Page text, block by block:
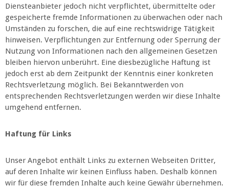
Diensteanbieter jedoch nicht verpflichtet, übermittelte oder
gespeicherte fremde Informationen zu überwachen oder nach
Umständen zu forschen, die auf eine rechtswidrige Tätigkeit
hinweisen. Verpflichtungen zur Entfernung oder Sperrung der
Nutzung von Informationen nach den allgemeinen Gesetzen
bleiben hiervon unberührt. Eine diesbezügliche Haftung ist
jedoch erst ab dem Zeitpunkt der Kenntnis einer konkreten
Rechtsverletzung möglich. Bei Bekanntwerden von
entsprechenden Rechtsverletzungen werden wir diese Inhalte
umgehend entfernen.
Haftung für Links
Unser Angebot enthält Links zu externen Webseiten Dritter,
auf deren Inhalte wir keinen Einfluss haben. Deshalb können
wir für diese fremden Inhalte auch keine Gewähr übernehmen.